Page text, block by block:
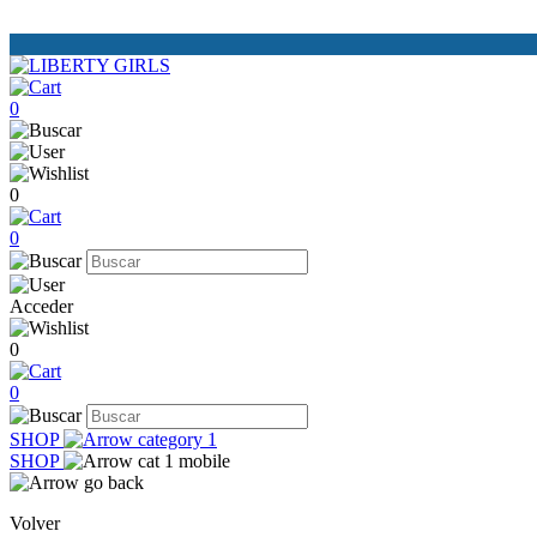
0
0
0
Acceder
0
0
SHOP
SHOP
Volver